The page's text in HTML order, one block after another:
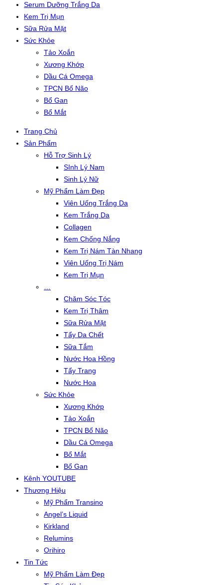
Serum Dưỡng Trắng Da
Kem Trị Mụn
Sữa Rửa Mặt
Sức Khỏe
Tảo Xoắn
Xương Khớp
Dầu Cá Omega
TPCN Bổ Não
Bổ Gan
Bổ Mắt
Trang Chủ
Sản Phẩm
Hỗ Trợ Sinh Lý
SInh Lý Nam
Sinh Lý Nữ
Mỹ Phẩm Làm Đẹp
Viên Uống Trắng Da
Kem Trắng Da
Collagen
Kem Chống Nắng
Kem Trị Nám Tàn Nhang
Viên Uống Trị Nám
Kem Trị Mụn
Chăm Sóc Tóc
Kem Trị Thâm
Sữa Rửa Mặt
Tẩy Da Chết
Sữa Tắm
Nước Hoa Hồng
Tẩy Trang
Nước Hoa
Sức Khỏe
Xương Khớp
Tảo Xoắn
TPCN Bổ Não
Dầu Cá Omega
Bổ Mắt
Bổ Gan
Kênh YOUTUBE
Thương Hiệu
Mỹ Phẩm Transino
Angel’s Liquid
Kirkland
Relumins
Orihiro
Tin Tức
Mỹ Phẩm Làm Đẹp